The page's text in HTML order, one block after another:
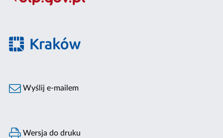
Wyślij e-mailem
Wersja do druku